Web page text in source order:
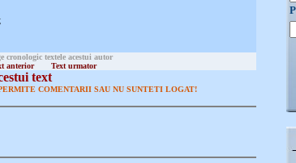
cronologic textele acestui autor
anterior
Text urmator
text
COMENTARII SAU NU SUNTETI LOGAT!